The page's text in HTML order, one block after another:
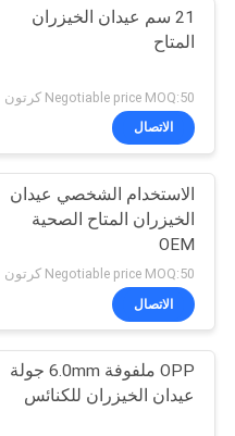
21 سم عيدان الخيزران
المتاح
Negotiable price MOQ:50 كرتون
الاتصال
الاستخدام الشخصي عيدان
الخيزران المتاح الصحية
OEM
Negotiable price MOQ:50 كرتون
الاتصال
OPP ملفوفة 6.0mm جولة
عيدان الخيزران للكنائس